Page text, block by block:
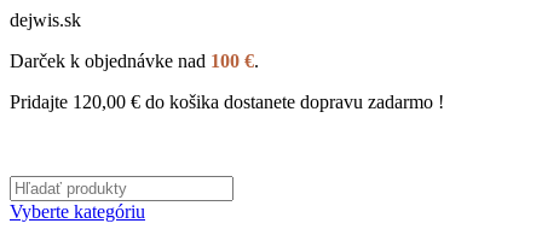
dejwis.sk
Darček k objednávke nad 100 €.
Pridajte 120,00 € do košika dostanete dopravu zadarmo !
Vyberte kategóriu